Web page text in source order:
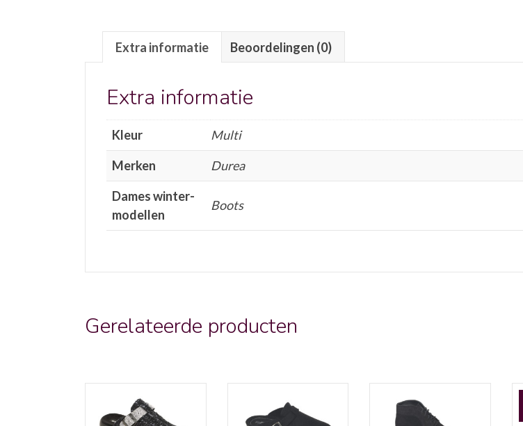
Extra informatie Beoordelingen (0)
Extra informatie
Kleur
Multi
Merken
Durea
Dames winter-
modellen
Boots
Gerelateerde producten